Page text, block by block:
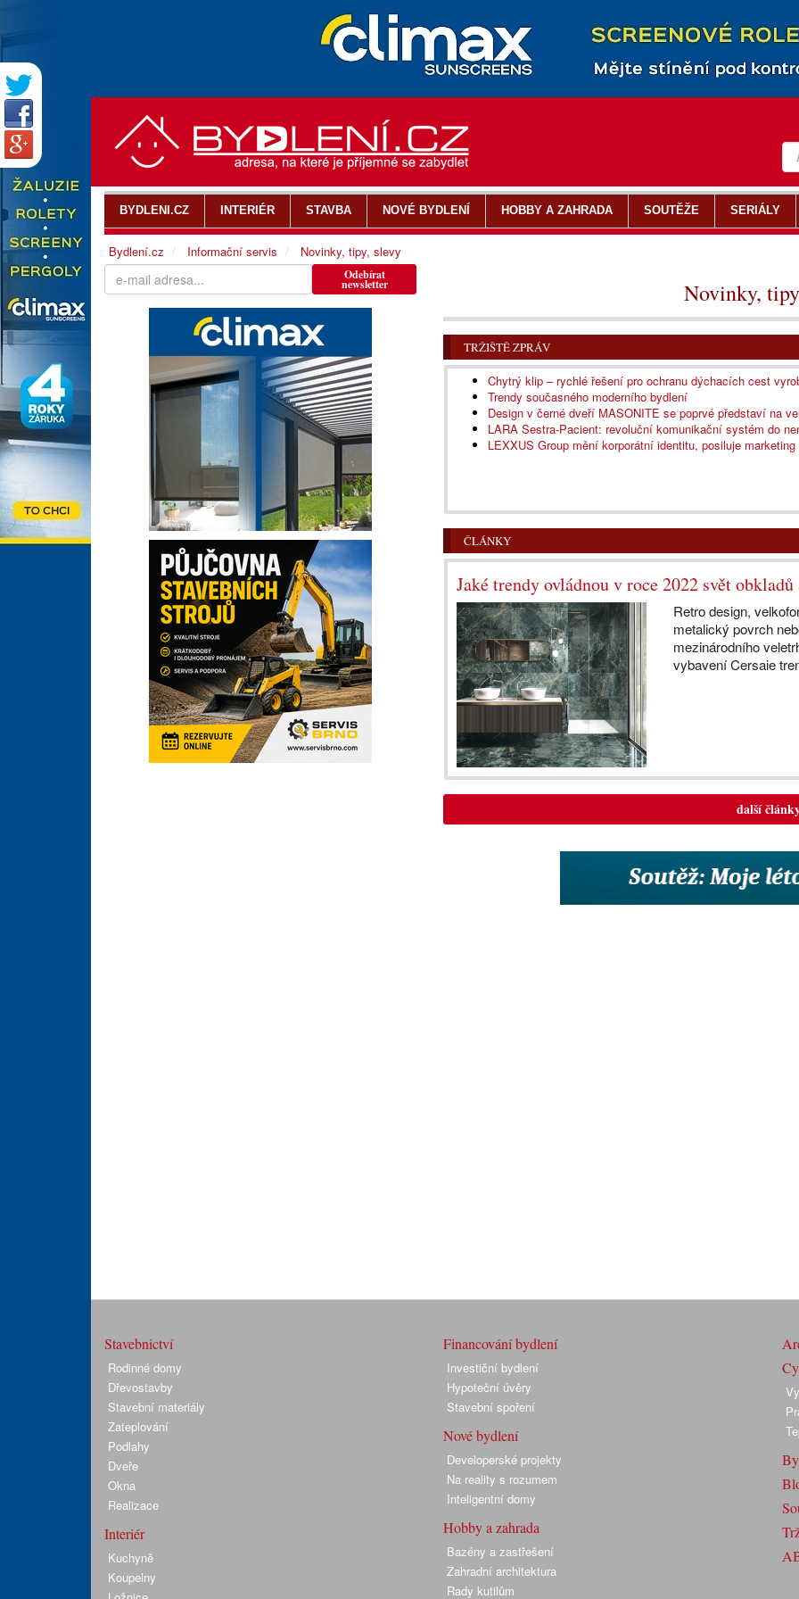
Novinky,
TRŽIŠTĚ ZPRÁV
Chytrý klip – rychlé řešení pro ochranu dýchacích cest
Trendy současného moderního bydlení
Design v černé dveří MASONITE se poprvé představí na
LARA Sestra-Pacient: revoluční komunikační systém do
LEXXUS Group mění korporátní identitu, posiluje
ČLÁNKY
Jaké trendy ovládnou v roce 2022 svět obkladů
Retro design,
metalický povrch
mezinárodního
vybavení Cersaie
další
Odebírat
newsletter
BYDLENI.CZ INTERIÉR STAVBA NOVÉ BYDLENÍ HOBBY A ZAHRADA SOUTĚŽE SERIÁLY
Bydlení.cz Informační servis Novinky, tipy, slevy
Stavebnictví
Rodinné domy
Dřevostavby
Stavební materiály
Zateplování
Podlahy
Dveře
Okna
Realizace
Interiér
Kuchyně
Koupelny
Financování bydlení
Investiční bydlení
Hypoteční úvěry
Stavební spoření
Nové bydlení
Developerské projekty
Na reality s rozumem
Inteligentní domy
Hobby a zahrada
Bazény a zastřešení
Zahradní architektura
Rady kutilům